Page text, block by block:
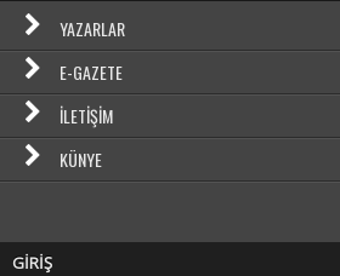
YAZARLAR
E-GAZETE
İLETIŞIM
KÜNYE
GİRİŞ